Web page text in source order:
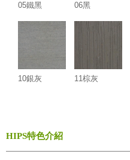
05鐵黑 06黑
10銀灰 11棕灰
HIPS特色介紹